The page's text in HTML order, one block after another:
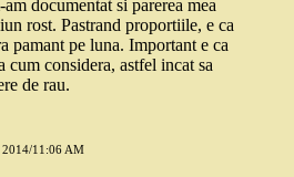
documentat si parerea mea
rost. Pastrand proportiile, e ca
pamant pe luna. Important e ca
cum considera, astfel incat sa
de rau.
11:06 AM